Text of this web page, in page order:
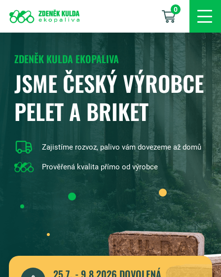
0
ZDENĚK KULDA EKOPALIVA
JSME ČESKÝ VÝROBCE
PELET A BRIKET
Zajistíme rozvoz, palivo vám dovezeme až domů
Prověřená kvalita přímo od výrobce